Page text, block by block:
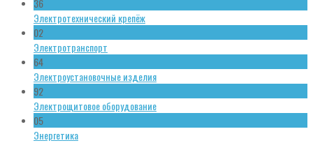
36
Электротехнический крепёж
02
Электротранспорт
64
Электроустановочные изделия
92
Электрощитовое оборудование
05
Энергетика